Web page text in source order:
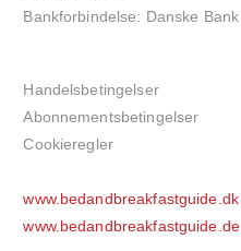
Bankforbindelse: Danske Bank
Handelsbetingelser
Abonnementsbetingelser
Cookieregler
www.bedandbreakfastguide.dk
www.bedandbreakfastguide.de